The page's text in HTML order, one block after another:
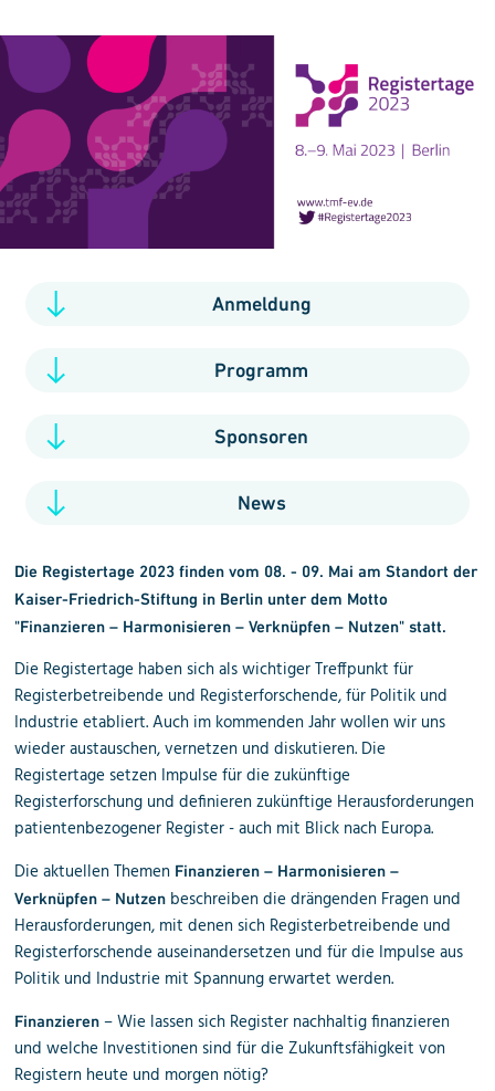
Anmeldung
Programm
Sponsoren
News
Die Registertage 2023 finden vom 08. - 09. Mai am Standort der
Kaiser-Friedrich-Stiftung in Berlin unter dem Motto
"Finanzieren – Harmonisieren – Verknüpfen – Nutzen" statt.
Die Registertage haben sich als wichtiger Treffpunkt für
Registerbetreibende und Registerforschende, für Politik und
Industrie etabliert. Auch im kommenden Jahr wollen wir uns
wieder austauschen, vernetzen und diskutieren. Die
Registertage setzen Impulse für die zukünftige
Registerforschung und definieren zukünftige Herausforderungen
patientenbezogener Register - auch mit Blick nach Europa.
Die aktuellen Themen Finanzieren – Harmonisieren –
Verknüpfen – Nutzen beschreiben die drängenden Fragen und
Herausforderungen, mit denen sich Registerbetreibende und
Registerforschende auseinandersetzen und für die Impulse aus
Politik und Industrie mit Spannung erwartet werden.
Finanzieren – Wie lassen sich Register nachhaltig finanzieren
und welche Investitionen sind für die Zukunftsfähigkeit von
Registern heute und morgen nötig?